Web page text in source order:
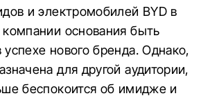
и электромобилей BYD в
основания быть
нового бренда. Однако,
для другой аудитории,
беспокоится об имидже и